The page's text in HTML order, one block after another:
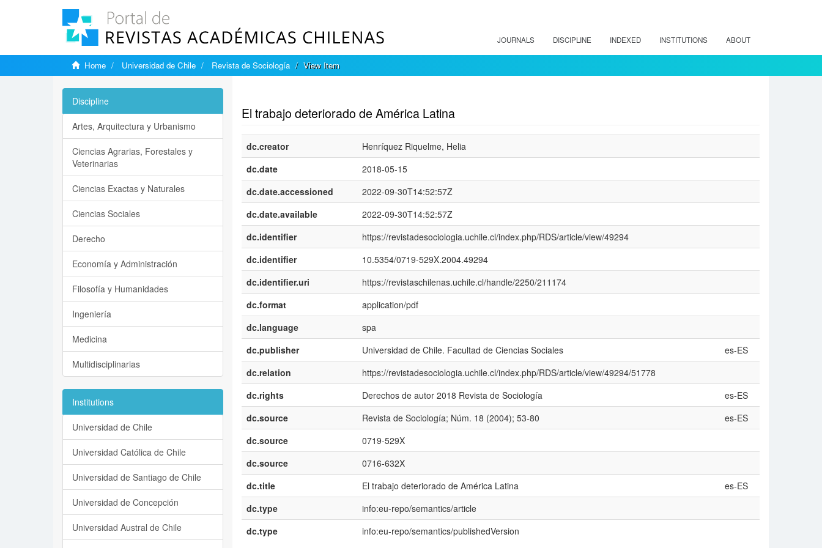
JOURNALS DISCIPLINE INDEXED INSTITUTIONS ABOUT
Home Universidad de Chile Revista de Sociología View Item
El trabajo deteriorado de América Latina
dc.creator
Henríquez Riquelme, Helia
dc.date
2018-05-15
dc.date.accessioned
2022-09-30T14:52:57Z
dc.date.available
2022-09-30T14:52:57Z
dc.identifier
https://revistadesociologia.uchile.cl/index.php/RDS/article/view/49294
dc.identifier
10.5354/0719-529X.2004.49294
dc.identifier.uri
https://revistaschilenas.uchile.cl/handle/2250/211174
dc.format
application/pdf
dc.language
spa
dc.publisher
Universidad de Chile. Facultad de Ciencias Sociales
es-ES
dc.relation
https://revistadesociologia.uchile.cl/index.php/RDS/article/view/49294/51778
dc.rights
Derechos de autor 2018 Revista de Sociología
es-ES
dc.source
Revista de Sociología; Núm. 18 (2004); 53-80
es-ES
dc.source
0719-529X
dc.source
0716-632X
dc.title
El trabajo deteriorado de América Latina
es-ES
dc.type
info:eu-repo/semantics/article
dc.type
info:eu-repo/semantics/publishedVersion
Discipline
Artes, Arquitectura y Urbanismo
Ciencias Agrarias, Forestales y
Veterinarias
Ciencias Exactas y Naturales
Ciencias Sociales
Derecho
Economía y Administración
Filosofía y Humanidades
Ingeniería
Medicina
Multidisciplinarias
Institutions
Universidad de Chile
Universidad Católica de Chile
Universidad de Santiago de Chile
Universidad de Concepción
Universidad Austral de Chile